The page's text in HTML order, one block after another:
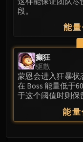
段。
能
癫狂
驱散
蒙恩会进入狂暴状
在 Boss 能量低于
于这个阈值时则保
能